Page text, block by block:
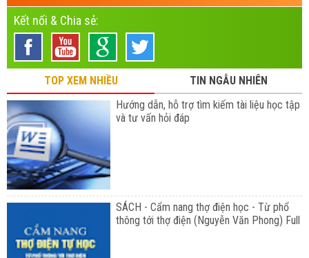
Kết nối & Chia sẻ:
TOP XEM NHIỀU
TIN NGẪU NHIÊN
Hướng dẫn, hỗ trợ tìm kiếm tài liệu học tập
và tư vấn hỏi đáp
SÁCH - Cẩm nang thợ điện học - Từ phổ
thông tới thợ điện (Nguyễn Văn Phong) Full